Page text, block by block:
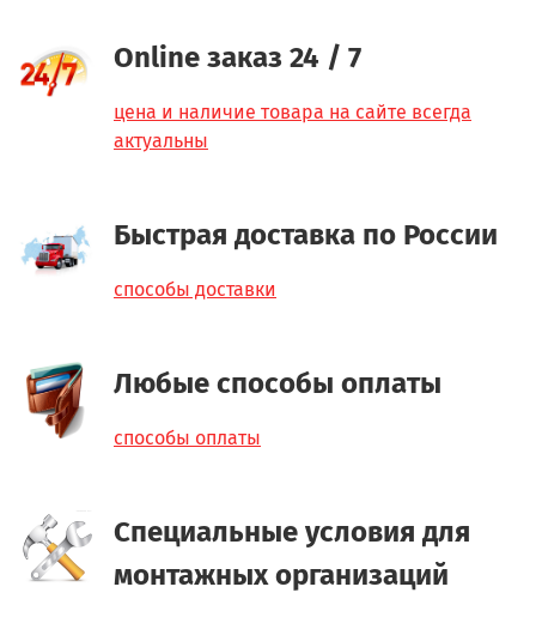
Online заказ 24 / 7
цена и наличие товара на сайте всегда
актуальны
Быстрая доставка по России
способы доставки
Любые способы оплаты
способы оплаты
Специальные условия для
монтажных организаций